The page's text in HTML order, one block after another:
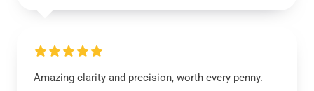
Amazing clarity and precision, worth every penny.